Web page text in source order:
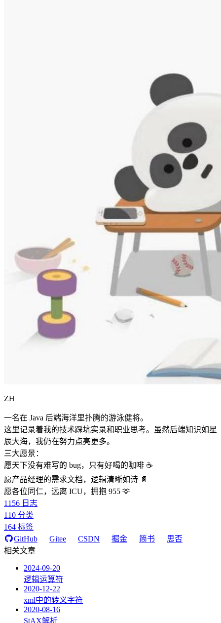
ZH
一名在 Java 后端海洋里扑腾的游泳健将。
这里记录着我的技术踩坑实录和职业思考。虽然后端知识如星
辰大海，我仍在努力点亮更多。
三大愿景：
愿天下没有难写的 bug，只有好喝的咖啡 ☕️
愿产品经理的需求文档，逻辑清晰如诗 📄
愿各位同仁，远离 ICU，拥抱 955 🫶
1156 日志
110 分类
164 标签
GitHub
Gitee CSDN 掘金 简书
思否
相关文章
2024-09-20
逻辑运算符
2020-12-22
xml中的转义字符
2020-08-16
StAX解析